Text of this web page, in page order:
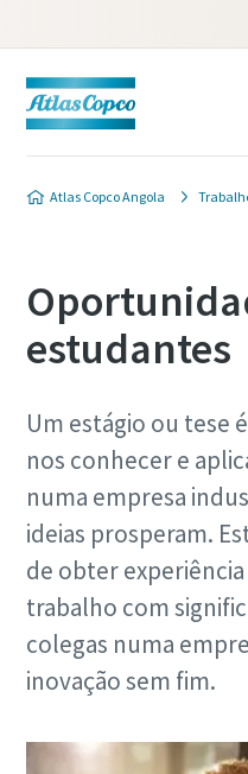
Atlas Copco Angola
estudantes
Um estágio ou tese
nos conhecer e
numa empresa
ideias prosperam.
de obter
trabalho com
colegas numa
inovação sem